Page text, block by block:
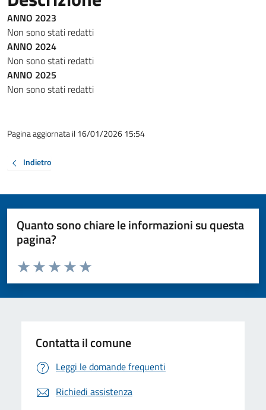
ANNO 2023
Non sono stati redatti
ANNO 2024
Non sono stati redatti
ANNO 2025
Non sono stati redatti
Pagina aggiornata il 16/01/2026 15:54
Indietro
Quanto sono chiare le informazioni su questa
pagina?
Valuta da 1 a 5 stelle la pagina
Valuta 5 stelle su 5
Valuta 4 stelle su 5
Valuta 3 stelle su 5
Valuta 2 stelle su 5
Valuta 1 stelle su 5
Contatta il comune
Leggi le domande frequenti
Richiedi assistenza